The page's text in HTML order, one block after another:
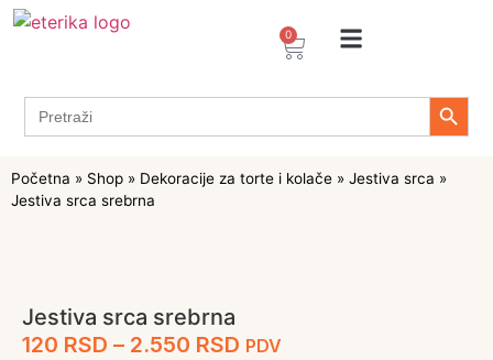
0
Search
for:
Search
Početna » Shop » Dekoracije za torte i kolače » Jestiva srca »
Jestiva srca srebrna
Jestiva srca srebrna
120 RSD – 2.550 RSD PDV